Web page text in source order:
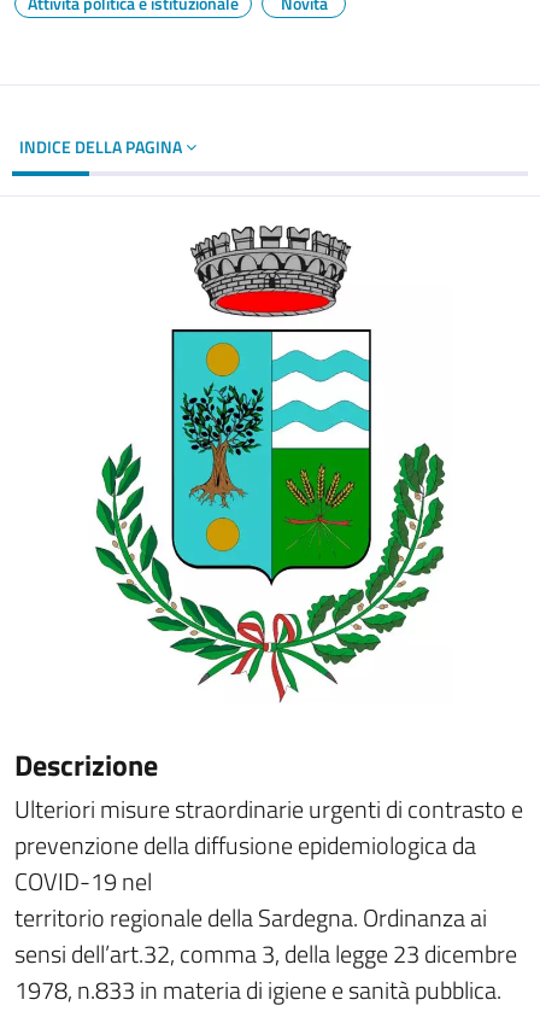
INDICE DELLA PAGINA
Descrizione
Ulteriori misure straordinarie urgenti di contrasto e
prevenzione della diffusione epidemiologica da
COVID-19 nel
territorio regionale della Sardegna. Ordinanza ai
sensi dell’art.32, comma 3, della legge 23 dicembre
1978, n.833 in materia di igiene e sanità pubblica.